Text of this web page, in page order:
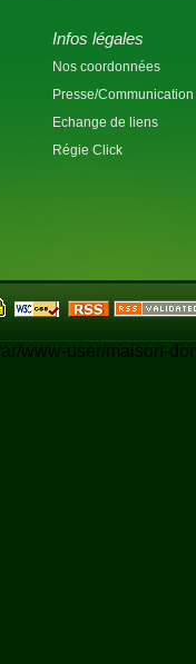
Infos légales
Nos coordonnées
Presse/Communication
Echange de liens
Régie Click
www-user/maison-